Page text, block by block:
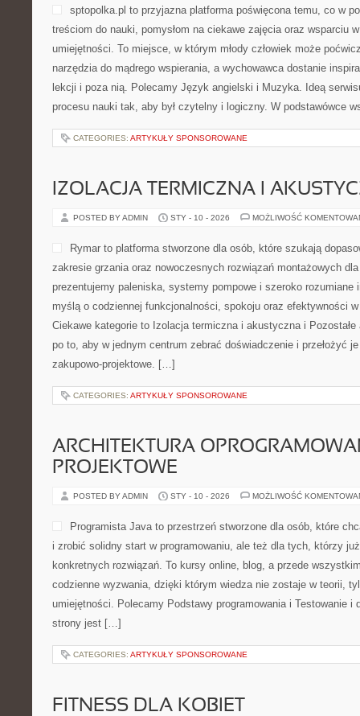
sptopolka.pl to przyjazna platforma poświęcona temu, co w
treściom do nauki, pomysłom na ciekawe zajęcia oraz wsparciu
umiejętności. To miejsce, w którym młody człowiek może
narzędzia do mądrego wspierania, a wychowawca dostanie
lekcji i poza nią. Polecamy Język angielski i Muzyka. Ideą
procesu nauki tak, aby był czytelny i logiczny. W podstawówce
CATEGORIES: ARTYKUŁY SPONSOROWANE
IZOLACJA TERMICZNA I
POSTED BY ADMIN STY - 10 - 2026 MOŻLIWOŚĆ
Rymar to platforma stworzone dla osób, które szukają
zakresie grzania oraz nowoczesnych rozwiązań montażowych
prezentujemy paleniska, systemy pompowe i szeroko rozumiane
myślą o codziennej funkcjonalności, spokoju oraz efektywności
Ciekawe kategorie to Izolacja termiczna i akustyczna i Pozostałe
po to, aby w jednym centrum zebrać doświadczenie i przełożyć
zakupowo-projektowe. […]
CATEGORIES: ARTYKUŁY SPONSOROWANE
ARCHITEKTURA
PROJEKTOWE
POSTED BY ADMIN STY - 10 - 2026 MOŻLIWOŚĆ
Programista Java to przestrzeń stworzone dla osób, które
i zrobić solidny start w programowaniu, ale też dla tych, którzy
konkretnych rozwiązań. To kursy online, blog, a przede
codzienne wyzwania, dzięki którym wiedza nie zostaje w teorii,
umiejętności. Polecamy Podstawy programowania i Testowanie i
strony jest […]
CATEGORIES: ARTYKUŁY SPONSOROWANE
FITNESS DLA KOBIET